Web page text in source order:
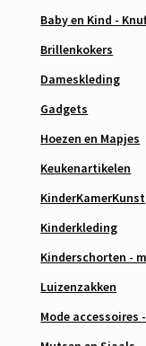
Baby en Kind -
Brillenkokers
Dameskleding
Gadgets
Hoezen en Mapjes
Keukenartikelen
KinderKamerKunst
Kinderkleding
Kinderschorten -
Luizenzakken
Mode accessoires